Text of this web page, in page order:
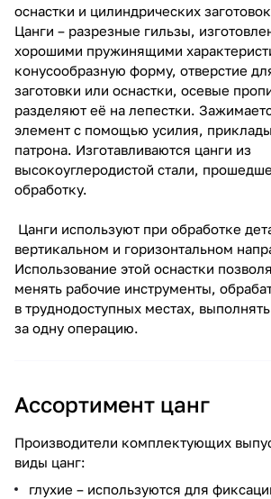
оснастки и цилиндрических
Цанги – разрезные гильзы,
хорошими пружинящими
конусообразную форму, отверстие
заготовки или оснастки, осевые
разделяют её на лепестки.
элемент с помощью усилия,
патрона. Изготавливаются цанги из
высокоуглеродистой стали,
обработку.
Цанги используют при обработке
вертикальном и горизонтальном
Использование этой оснастки
менять рабочие инструменты,
в труднодоступных местах,
за одну операцию.
Ассортимент цанг
Производители комплектующих
виды цанг:
глухие – используются для